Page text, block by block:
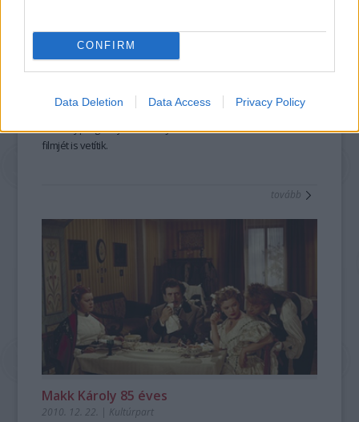
CONFIRM
Data Deletion Data Access Privacy Policy
Makk Károly a moszkvai zsűriben
2011. 06. 23.|Kultúrpart
Makk Károly zsűritagként vesz részt a csütörtökön kezdődő
33. Moszkvai Nemzetközi Filmfesztiválon, amelynek
versenyprogramjában Elek Judit Visszatérés - Retrace című
filmjét is vetítik.
tovább
Makk Károly 85 éves
2010. 12. 22. | Kultúrpart